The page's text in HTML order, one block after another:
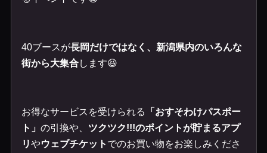
40ブースが長岡だけではなく、新潟県内のいろんな
街から大集合します😆
お得なサービスを受けられる
「おすそわけパスポー
ト」 の引換や、 ツクツク!!!のポイントが貯まるアプ
リやウェブチケット でのお買い物をお楽しみくださ